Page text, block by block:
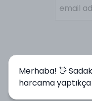
Merhaba! 👋
harcama